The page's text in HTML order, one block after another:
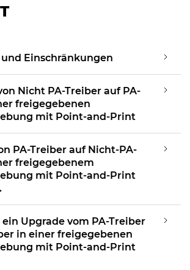
Einschränkungen
Nicht PA-Treiber auf PA-
freigegebenen
mit Point-and-Print
PA-Treiber auf Nicht-PA-
freigegebenem
mit Point-and-Print
ein Upgrade vom PA-Treiber
in einer freigegebenen
mit Point-and-Print